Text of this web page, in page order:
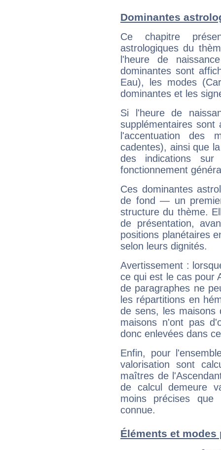
Dominantes
Ce chapitre
astrologiques du
l'heure de
dominantes sont
Eau), les modes
dominantes et les
Si l'heure de
supplémentaires sont
l'accentuation des
cadentes), ainsi que
des indications sur
fonctionnement
Ces dominantes
de fond — un
structure du thème.
de présentation,
positions planétaires
selon leurs dignités.
Avertissement :
ce qui est le cas pour
de paragraphes ne
les répartitions en
de sens, les maisons
maisons n'ont pas
donc enlevées dans
Enfin, pour
valorisation sont
maîtres de
de calcul demeure
moins précises que
connue.
Éléments et